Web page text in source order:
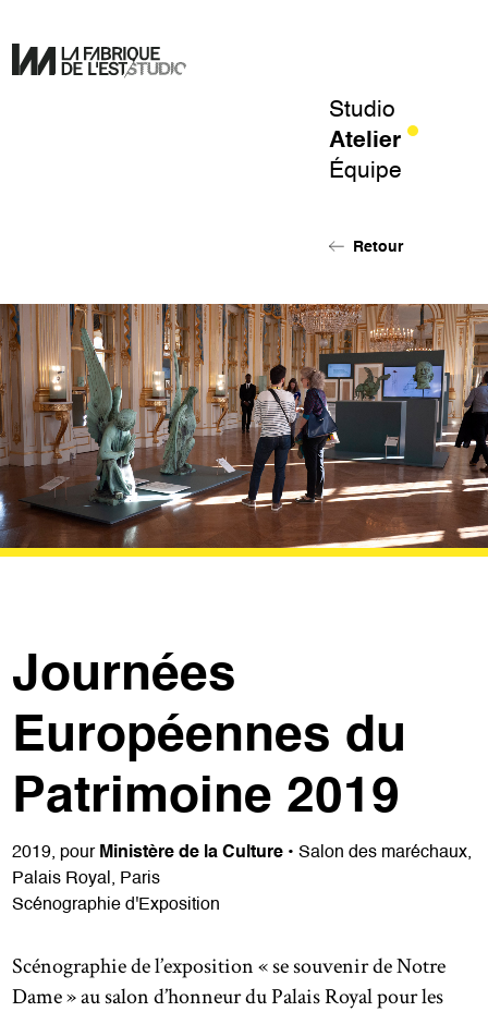
Studio
Atelier
Équipe
Retour
Journées
Européennes du
Patrimoine 2019
2019, pour Ministère de la Culture• Salon des maréchaux,
Palais Royal, Paris
Scénographie d'Exposition
Scénographie de l’exposition « se souvenir de Notre
Dame » au salon d’honneur du Palais Royal pour les